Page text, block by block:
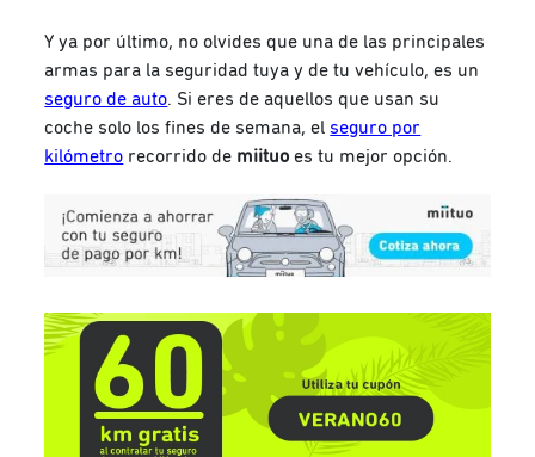
Y ya por último, no olvides que una de las principales
armas para la seguridad tuya y de tu vehículo, es un
seguro de auto. Si eres de aquellos que usan su
coche solo los fines de semana, elseguro por
kilómetro recorrido de miituo es tu mejor opción.